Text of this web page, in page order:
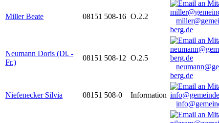
Miller Beate 08151 508-16 O.2.2
berg.de
Neumann Doris (Di. -
Fr.)
08151 508-12 O.2.5
berg.de
Niefenecker Silvia 08151 508-0
Information